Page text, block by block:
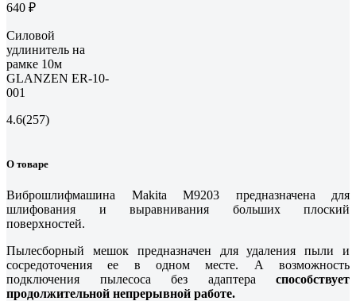
640 ₽
Силовой
удлинитель на
рамке 10м
GLANZEN ER-10-
001
4.6(257)
О товаре
Виброшлифмашина Makita M9203 предназначена для
шлифования и выравнивания больших плоский
поверхностей.
Пылесборный мешок предназначен для удаления пыли и
сосредоточения ее в одном месте. А возможность
подключения пылесоса без адаптера способствует
продолжительной непрерывной работе.